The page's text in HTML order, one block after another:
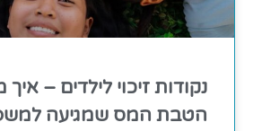
נקודות זיכוי לילדים –
הטבת המס שמגיעה